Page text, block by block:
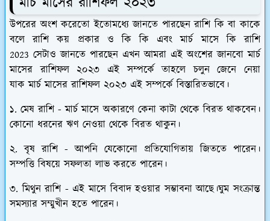
উপরের অংশ করেতো ইতোমধ্যে জানতে পারছেন রাশি কি বা কাকে
বলে রাশি কয় প্রকার ও কি কি এবংমার্চ মাসে কি রাশি
2023 সেটাও জানতে পারছেন এখন আমরা এই অংশের জানবোমার্চ
মাসের রাশিফল ২০২৩ এই সম্পর্কে তাহলে চলুন জেনে নেয়া
যাকমার্চ মাসের রাশিফল ২০২৩ এই সম্পর্কে বিস্তারিতভাবে।
১. মেষ রাশি - মার্চ মাসে অকারণে কেনা কাটা থেকে বিরত থাকবেন।
কোনো ধরনের ঋণ নেওয়া থেকে বিরত থাকুন।
২. বৃষ রাশি - আপনি যেকোনো প্রতিযোগিতায় জিততে পারেন।
সম্পত্তি বিষয়ে সফলতা লাভ করতে পারেন।
৩. মিথুন রাশি - এই মাসে বিবাদ হওয়ার সম্ভাবনা আছে।ঘুম সংক্রান্ত
সমস্যার সম্মুখীন হতে পারেন।